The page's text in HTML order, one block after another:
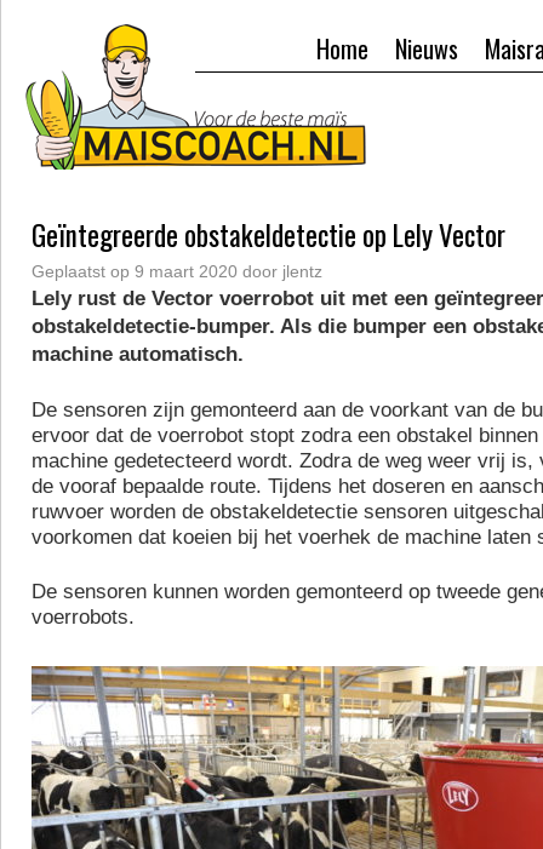
Nieuws
Home
Geïntegreerde obstakeldetectie op Lely Vector
Geplaatst op 9 maart 2020 door jlentz
Lely rust de Vector voerrobot uit met een
obstakeldetectie-bumper. Als die bumper een
machine automatisch.
De sensoren zijn gemonteerd aan de voorkant van de
ervoor dat de voerrobot stopt zodra een obstakel
machine gedetecteerd wordt. Zodra de weg weer vrij is,
de vooraf bepaalde route. Tijdens het doseren en
ruwvoer worden de obstakeldetectie sensoren
voorkomen dat koeien bij het voerhek de machine laten
De sensoren kunnen worden gemonteerd op tweede
voerrobots.